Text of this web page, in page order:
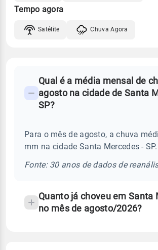
Tempo agora
Satélite Chuva Agora
Perguntas
frequentes
chuva
temperatura
Qual é a média mensal de
agosto na cidade de Santa
SP?
Para o mês de agosto, a chuva
mm na cidade Santa Mercedes - SP.
Fonte: 30 anos de dados de
Quanto já choveu em Santa
no mês de agosto/2026?